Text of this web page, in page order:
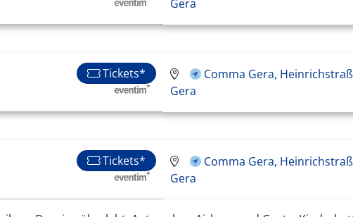
Gera
Tickets*
Comma Gera,
Gera
Tickets*
Comma Gera,
Gera